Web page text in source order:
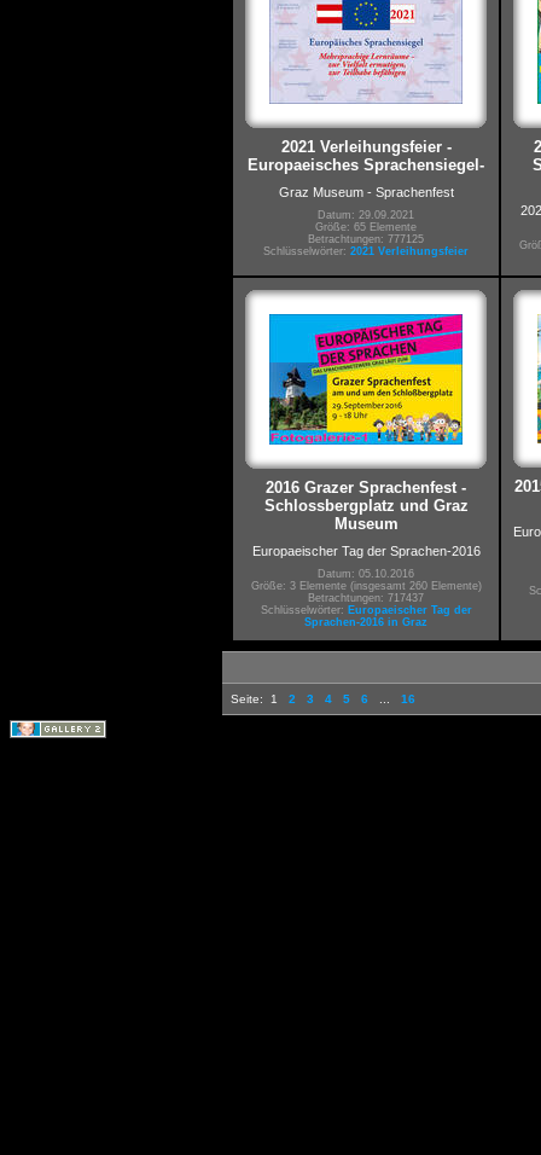
2021 Verleihungsfeier -
Europaeisches Sprachensiegel-
Graz Museum - Sprachenfest
Datum: 29.09.2021
Größe: 65 Elemente
Betrachtungen: 777125
Schlüsselwörter: 2021 Verleihungsfeier
2016 Grazer Sprachenfest -
Schlossbergplatz und Graz
Museum
Europaeischer Tag der Sprachen-2016
Datum: 05.10.2016
Größe: 3 Elemente (insgesamt 260 Elemente)
Betrachtungen: 717437
Schlüsselwörter: Europaeischer Tag der
Sprachen-2016 in Graz
Seite: 1 2 3 4 5 6 16